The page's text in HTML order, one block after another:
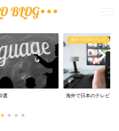
選
海外で日本のテレビ
海外で日本のテレビ